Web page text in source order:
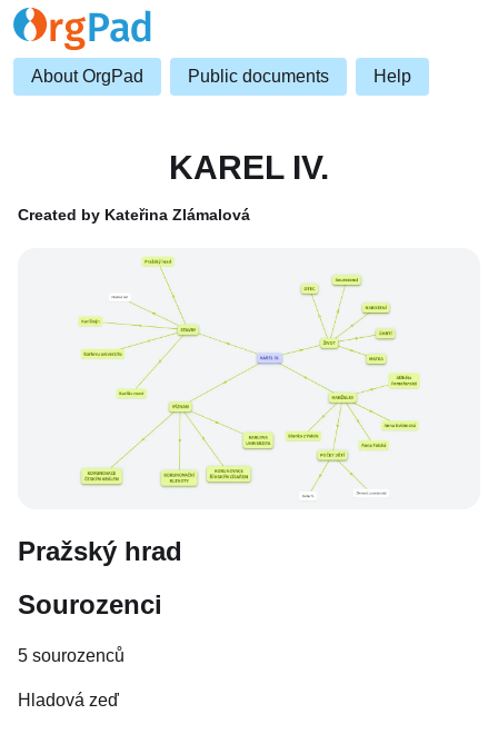
About OrgPad Public documents Help
KAREL IV.
Created by Kateřina Zlámalová
Pražský hrad
Sourozenci
5 sourozenců
Hladová zeď